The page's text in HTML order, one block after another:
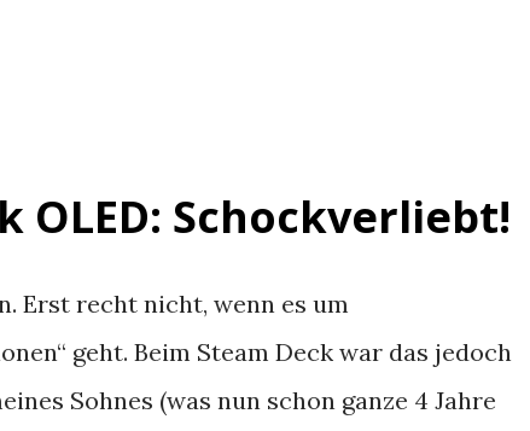
OLED: Schockverliebt!
Erst recht nicht, wenn es um
geht. Beim Steam Deck war das jedoch
Sohnes (was nun schon ganze 4 Jahre